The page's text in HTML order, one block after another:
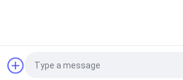
Vraag een offerte aan